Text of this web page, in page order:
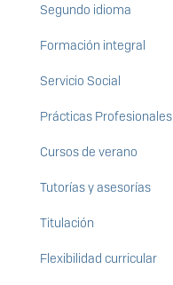
Segundo idioma
Formación integral
Servicio Social
Prácticas Profesionales
Cursos de verano
Tutorías y asesorías
Titulación
Flexibilidad curricular